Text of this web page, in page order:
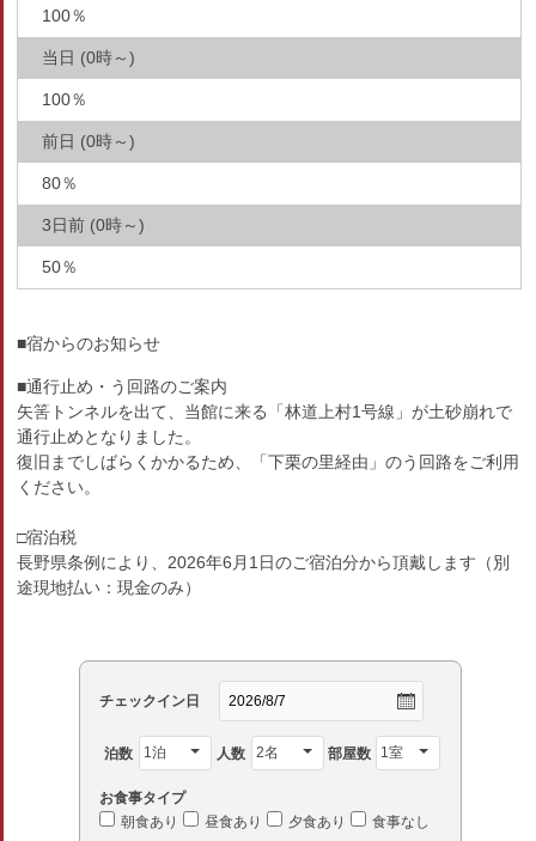
100％
当日 (0時～)
100％
前日 (0時～)
80％
3日前 (0時～)
50％
■宿からのお知らせ
■通行止め・う回路のご案内
矢筈トンネルを出て、当館に来る「林道上村1号線」が土砂崩れで
通行止めとなりました。
復旧までしばらくかかるため、「下栗の里経由」のう回路をご利用
ください。
□宿泊税
長野県条例により、2026年6月1日のご宿泊分から頂戴します（別
途現地払い：現金のみ）
チェックイン日
泊数 人数 部屋数
お食事タイプ
朝食あり
昼食あり 夕食あり 食事なし